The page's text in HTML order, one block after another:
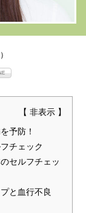
予防！
チェック
セルフチェッ
と血行不良